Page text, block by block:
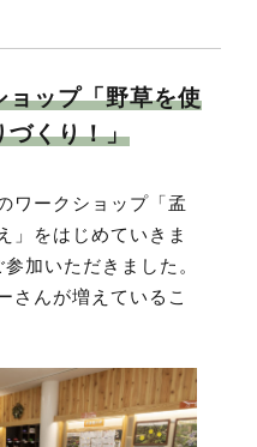
ョップ「野草を使
づくり！」
ワークショップ「孟
」をはじめていきま
加いただきました。
さんが増えているこ